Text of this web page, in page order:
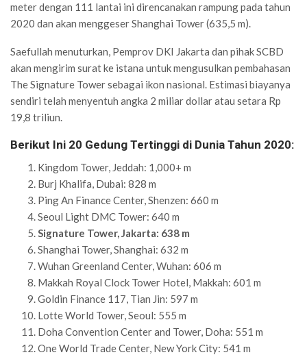
meter dengan 111 lantai ini direncanakan rampung pada tahun
2020 dan akan menggeser Shanghai Tower (635,5 m).
Saefullah menuturkan, Pemprov DKI Jakarta dan pihak SCBD
akan mengirim surat ke istana untuk mengusulkan pembahasan
The Signature Tower sebagai ikon nasional. Estimasi biayanya
sendiri telah menyentuh angka 2 miliar dollar atau setara Rp
19,8 triliun.
Berikut Ini 20 Gedung Tertinggi di Dunia Tahun 2020:
Kingdom Tower, Jeddah: 1,000+ m
Burj Khalifa, Dubai: 828 m
Ping An Finance Center, Shenzen: 660 m
Seoul Light DMC Tower: 640 m
Signature Tower, Jakarta: 638 m
Shanghai Tower, Shanghai: 632 m
Wuhan Greenland Center, Wuhan: 606 m
Makkah Royal Clock Tower Hotel, Makkah: 601 m
Goldin Finance 117, Tian Jin: 597 m
Lotte World Tower, Seoul: 555 m
Doha Convention Center and Tower, Doha: 551 m
One World Trade Center, New York City: 541 m